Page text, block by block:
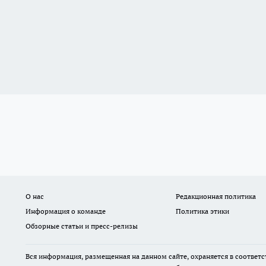
О нас Редакционная политика
Информация о команде
Политика этики
Обзорные статьи и пресс-релизы
Вся информация, размещенная на данном сайте, охраняется в